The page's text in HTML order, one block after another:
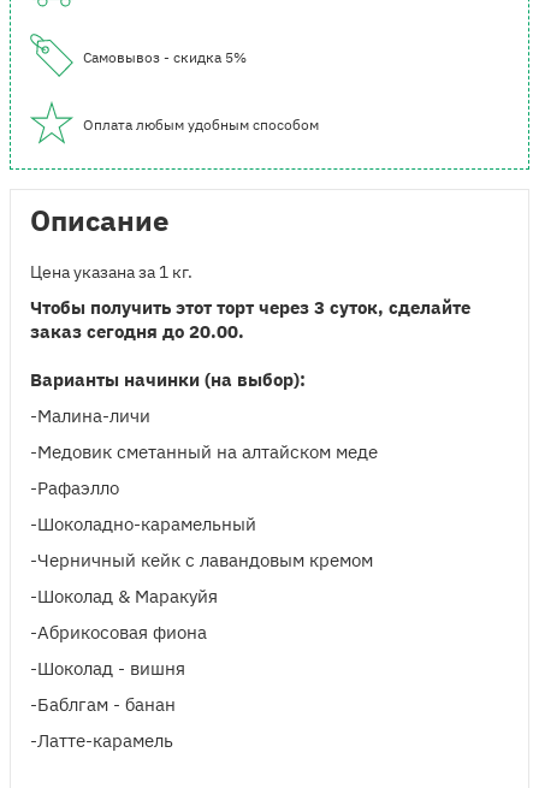
Самовывоз - скидка 5%
Оплата любым удобным способом
Описание
Цена указана за 1 кг.
Чтобы получить этот торт через 3 суток, сделайте
заказ сегодня до 20.00.
Варианты начинки (на выбор):
-Малина-личи
-Медовик сметанный на алтайском меде
-Рафаэлло
-Шоколадно-карамельный
-Черничный кейк с лавандовым кремом
-Шоколад & Маракуйя
-Абрикосовая фиона
-Шоколад - вишня
-Баблгам - банан
-Латте-карамель